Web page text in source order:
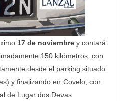
17 de noviembre y contará
150 kilómetros, con
desde el parking situado
y finalizando en Covelo, con
de Lugar dos Devas